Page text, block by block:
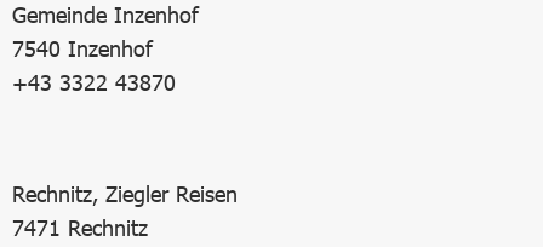
Gemeinde Inzenhof
7540 Inzenhof
+43 3322 43870
Rechnitz, Ziegler Reisen
7471 Rechnitz